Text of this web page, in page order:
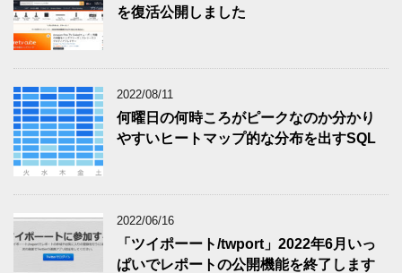
を復活公開しました
2022/08/11
何曜日の何時ころがピークなのか分かり
やすいヒートマップ的な分布を出すSQL
2022/06/16
「ツイポーート/twport」2022年6月いっ
ぱいでレポートの公開機能を終了します